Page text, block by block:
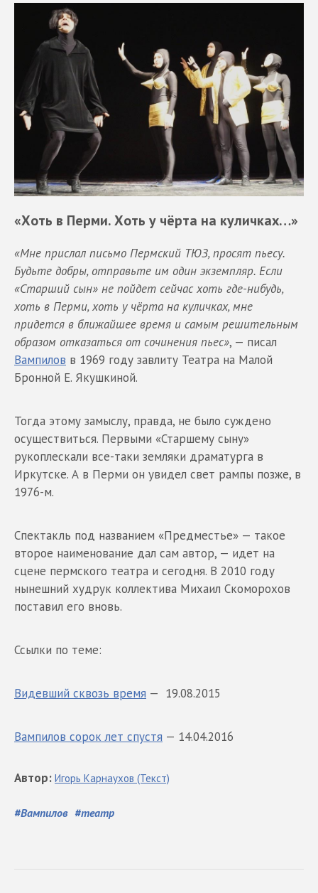
«Хоть в Перми. Хоть у чёрта на куличках…»
«Мне прислал письмо Пермский ТЮЗ,просят пьесу.
Будьте добры, отправьте им один экземпляр. Если
«Старший сын» не пойдет сейчас хоть где-нибудь,
хоть в Перми,хоть у чёрта на куличках,мне
придется в ближайшее время и самым решительным
образом отказаться от сочинения пьес», — писал
Вампилов в 1969 году завлиту Театра на Малой
Бронной Е. Якушкиной.
Тогда этому замыслу, правда, не было суждено
осуществиться. Первыми «Старшему сыну»
рукоплескали все-таки земляки драматурга в
Иркутске. А в Перми он увидел свет рампы позже, в
1976-м.
Спектакль под названием «Предместье» — такое
второе наименование дал сам автор, — идет на
сцене пермского театра и сегодня. В 2010 году
нынешний худрук коллектива Михаил Скоморохов
поставил его вновь.
Ссылки по теме:
Видевший сквозь время — 19.08.2015
Вампилов сорок лет спустя — 14.04.2016
#Вампилов #театр
Автор: Игорь Карнаухов (Текст)